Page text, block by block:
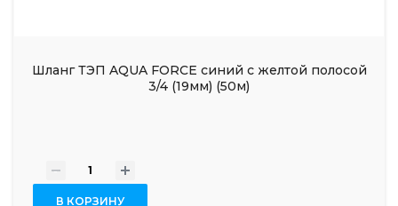
Шланг ТЭП AQUA FORCE синий с желтой полосой
3/4 (19мм) (50м)
- +
В КОРЗИНУ